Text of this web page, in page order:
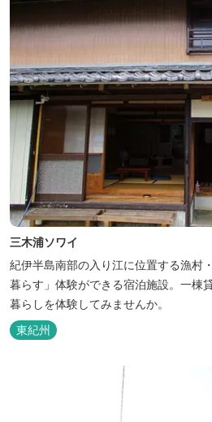
三木浦ソワイ
紀伊半島南部の入り江に位置する漁村
暮らす」体験ができる宿泊施設。一棟
暮らしを体験してみませんか。
東紀州